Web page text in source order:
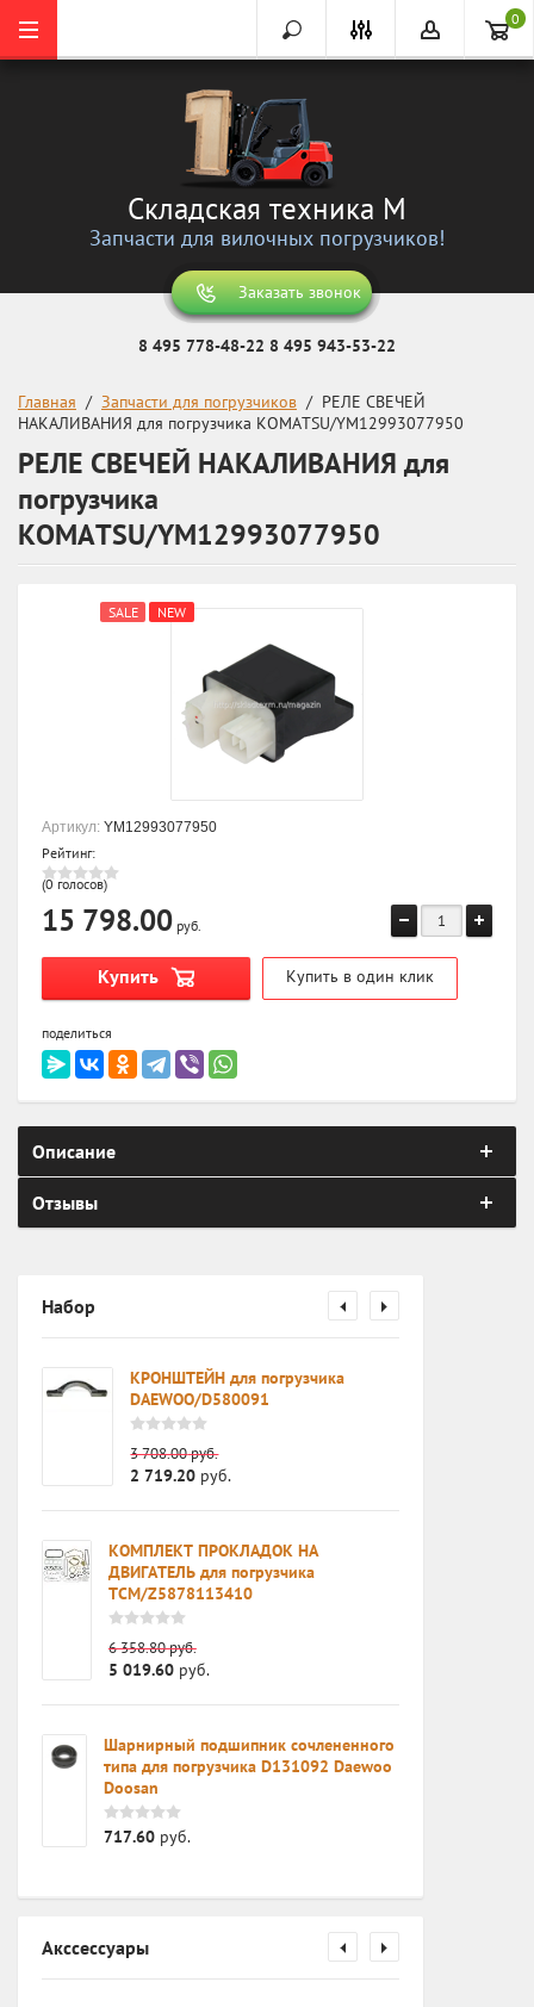
0
Складская техника М
Запчасти для вилочных погрузчиков!
Заказать звонок
8 495 778-48-22 8 495 943-53-22
Главная
  /
Запчасти для погрузчиков
  /  РЕЛЕ СВЕЧЕЙ
НАКАЛИВАНИЯ для погрузчика KOMATSU/YM12993077950
РЕЛЕ СВЕЧЕЙ НАКАЛИВАНИЯ для
погрузчика
KOMATSU/YM12993077950
SALE NEW
Артикул: YM12993077950
Рейтинг:
(0 голосов)
15 798.00 руб.
Купить Купить в один клик
поделиться
Описание
Отзывы
Набор
КРОНШТЕЙН для погрузчика
DAEWOO/D580091
3 708.00руб.
2 719.20 руб.
КОМПЛЕКТ ПРОКЛАДОК НА
ДВИГАТЕЛЬ для погрузчика
TCM/Z5878113410
6 358.80руб.
5 019.60руб.
Шарнирный подшипник сочлененного
типа для погрузчика D131092 Daewoo
Doosan
717.60руб.
Акссессуары